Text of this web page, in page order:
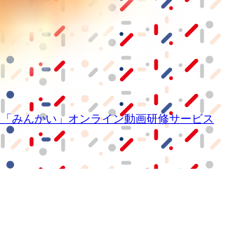
「みんかい」 オンライン動画研修サービス